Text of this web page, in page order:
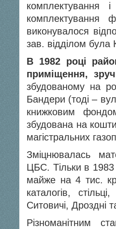
комплектування
комплектування
виконувалося
зав. відділом
В 1982 році
приміщення,
збудованому на
Бандери (тоді –
книжковим
збудована на
магістральних
Зміцнювалась
ЦБС. Тільки в 1983
майже на 4 тис.
каталогів,
Ситовичі, Дроздні
Різноманітним